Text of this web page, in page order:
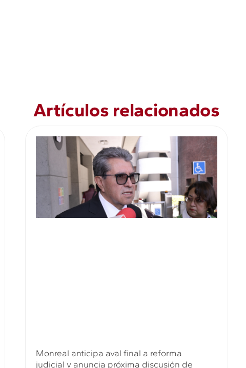
Artículos relacionados
Monreal anticipa aval final a reforma
judicial y anuncia próxima discusión de